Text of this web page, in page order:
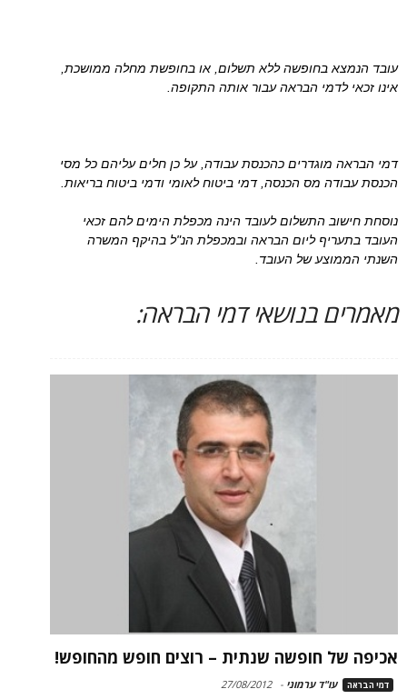
עובד הנמצא בחופשה ללא תשלום, או בחופשת מחלה ממושכת,
אינו זכאי לדמי הבראה עבור אותה התקופה.
דמי הבראה מוגדרים כהכנסת עבודה, על כן חלים עליהם כל מסי
הכנסת עבודה מס הכנסה, דמי ביטוח לאומי ודמי ביטוח בריאות.
נוסחת חישוב התשלום לעובד הינה מכפלת הימים להם זכאי
העובד בתעריף ליום הבראה ובמכפלת הנ"ל בהיקף המשרה
השנתי הממוצע של העובד.
מאמרים בנושאי דמי הבראה:
אכיפה של חופשה שנתית – רוצים חופש מהחופש!
דמי הבראה עו"ד ערמוני -
27/08/2012